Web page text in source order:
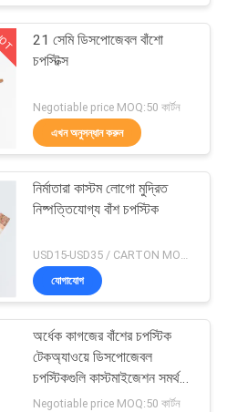
টেক
ট্রে
86
21 সেমি ডিসপোজেবল বাঁশো
চপস্টিক্স
Negotiable price MOQ:50 কার্টন
এখন অনুসন্ধান করুন
নির্মাতারা কাস্টম লোগো মুদ্রিত
নিষ্পত্তিযোগ্য বাঁশ চপস্টিক
USD15-USD35 / CARTON MOQ:50 কার্টন
যোগাযোগ
অর্ধেক কাগজের বাঁশের চপস্টিক
টেকঅ্যাওয়ে ডিসপোজেবল
চপস্টিকগুলি কাস্টমাইজেশন সমর্থন
করে
Negotiable price MOQ:50 কার্টন